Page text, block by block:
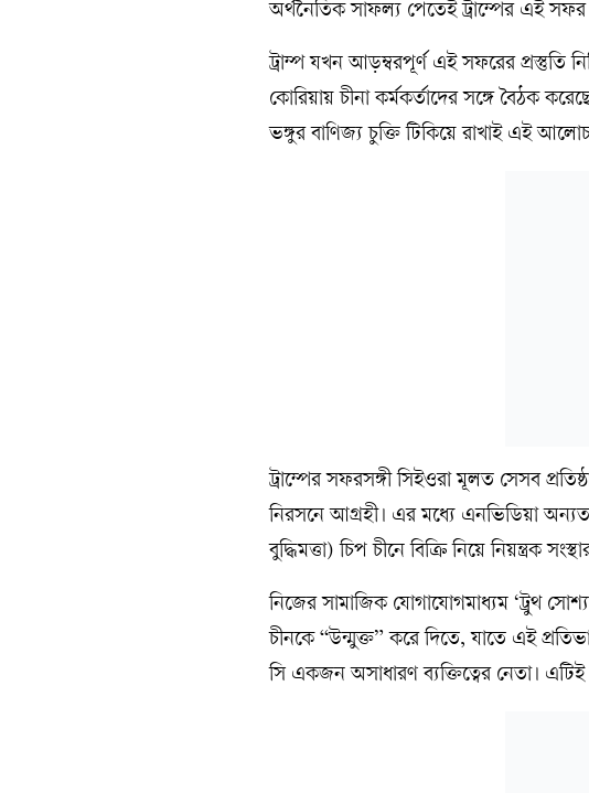
অর্থনৈতিক সাফল্য পেতেই ট্রাম্পের এই
ট্রাম্প যখন আড়ম্বরপূর্ণ এই সফরের প্রস্তুতি
কোরিয়ায় চীনা কর্মকর্তাদের সঙ্গে বৈঠক
ভঙ্গুর বাণিজ্য চুক্তি টিকিয়ে রাখাই এই
ট্রাম্পের সফরসঙ্গী সিইওরা মূলত সেসব
নিরসনে আগ্রহী। এর মধ্যে এনভিডিয়া
বুদ্ধিমত্তা) চিপ চীনে বিক্রি নিয়ে নিয়ন্ত্রক
নিজের সামাজিক যোগাযোগমাধ্যম ‘ট্রুথ
চীনকে “উন্মুক্ত” করে দিতে, যাতে এই
সি একজন অসাধারণ ব্যক্তিত্বের নেতা।